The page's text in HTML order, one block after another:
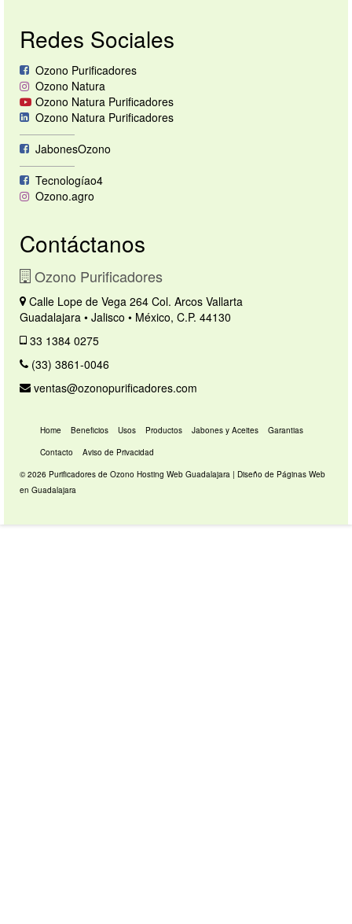
Redes Sociales
Ozono Purificadores
Ozono Natura
Ozono Natura Purificadores
Ozono Natura Purificadores
—————
JabonesOzono
—————
Tecnologíao4
Ozono.agro
Contáctanos
Ozono Purificadores
Calle Lope de Vega 264 Col. Arcos Vallarta
Guadalajara • Jalisco • México, C.P. 44130
33 1384 0275
(33) 3861-0046
ventas@ozonopurificadores.com
Home Beneficios Usos Productos Jabones y Aceites
Garantias
Contacto
Aviso de Privacidad
© 2026 Purificadores de Ozono Hosting Web Guadalajara | Diseño de Páginas Web
en Guadalajara